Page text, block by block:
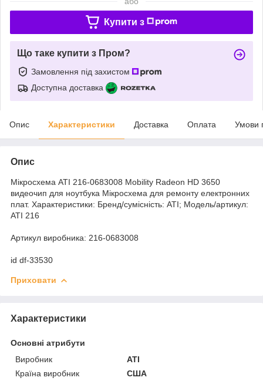
Купити з
Що таке купити з Пром?
Замовлення під захистом
Доступна доставка
Опис Характеристики Доставка Оплата Умови
Опис
Мікросхема ATI 216-0683008 Mobility Radeon HD 3650
видеочип для ноутбука Мікросхема для ремонту електронних
плат. Характеристики: Бренд/сумісність: ATI; Модель/артикул:
ATI 216
Артикул виробника: 216-0683008
id df-33530
Приховати
Характеристики
Основні атрибути
Виробник
ATI
Країна виробник
США